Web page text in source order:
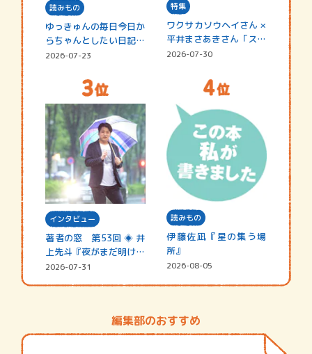
読みもの
ゆっきゅんの毎日今日か
らちゃんとしたい日記
☆202…
2026-07-23
特集
ワクサカソウヘイさん ×
平井まさあきさん「スペ
シャ…
2026-07-30
インタビュー
著者の窓 第53回 ◈ 井
上先斗『夜がまだ明けな
い』
2026-07-31
読みもの
伊藤佐凪『星の集う場
所』
2026-08-05
編集部のおすすめ